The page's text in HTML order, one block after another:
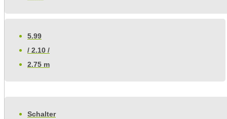
5.99
/ 2.10 /
2.75 m
Schalter